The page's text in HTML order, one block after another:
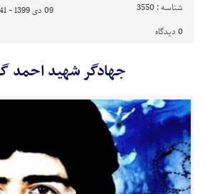
شناسه : 3550
09 دی 1399 - 6:41
0 دیدگاه
جهادگر شهید احمد